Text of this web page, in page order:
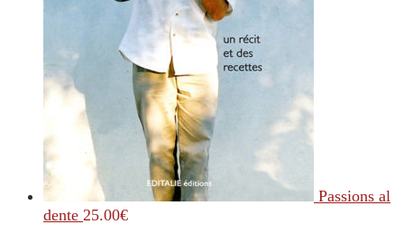
Passions al
dente 25.00€